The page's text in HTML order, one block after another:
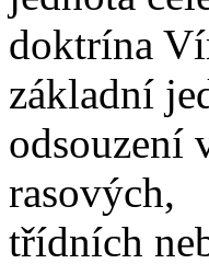
doktrína
základní
odsouzení
rasových,
třídních